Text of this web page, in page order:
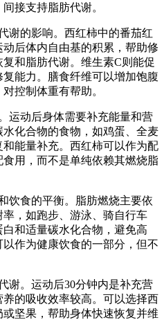
接支持脂肪代谢。
谢的影响。西红柿中的番茄红
后体内自由基的积累，帮助修
和脂肪代谢。维生素C则能促
能力。膳食纤维可以增加饱腹
控制体重有帮助。
运动后身体需要补充能量和营
化合物的食物，如鸡蛋、全麦
能量补充。西红柿可以作为配
用，而不是单纯依赖其燃烧脂
饮食的平衡。脂肪燃烧主要依
，如跑步、游泳、骑自行车
和适量碳水化合物，避免高
作为健康饮食的一部分，但不
谢。运动后30分钟内是补充营
的吸收效率较高。可以选择西
坚果，帮助身体快速恢复并维